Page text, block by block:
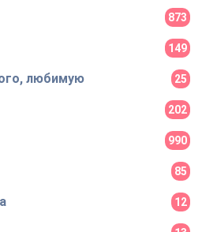
873
149
любимую 25
202
990
85
12